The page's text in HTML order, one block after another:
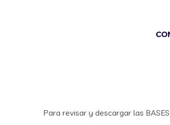
Para revisar y descargar las